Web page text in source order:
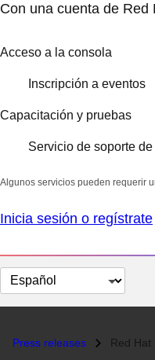
Con una cuenta de Red
Acceso a la consola
Inscripción a eventos
Capacitación y pruebas
Servicio de soporte
Algunos servicios pueden requerir
Inicia sesión o regístrate
Cambiar
el
Press releases Red Hat